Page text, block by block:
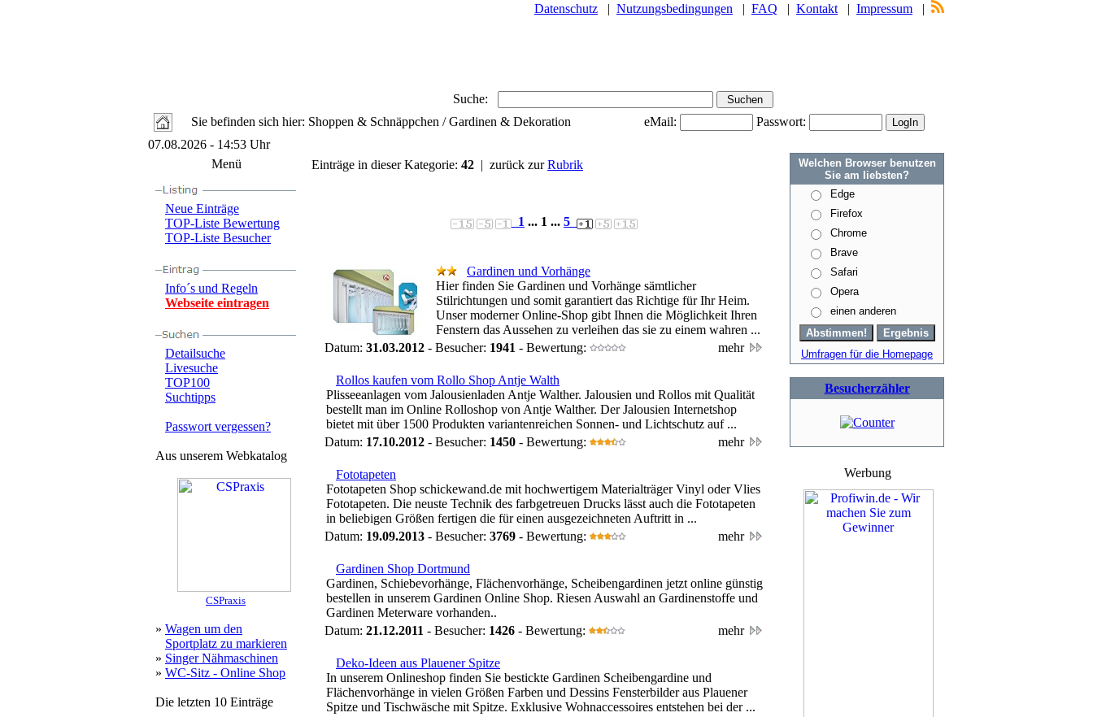
Datenschutz | Nutzungsbedingungen | FAQ | Kontakt | Impressum |
Suche:
Sie befinden sich hier: Shoppen & Schnäppchen / Gardinen & Dekoration
eMail:
Passwort:
07.08.2026 - 14:53 Uhr
Menü
Neue Einträge
TOP-Liste Bewertung
TOP-Liste Besucher
Info´s und Regeln
Webseite eintragen
Detailsuche
Livesuche
TOP100
Suchtipps
Passwort vergessen?
Aus unserem Webkatalog
CSPraxis
» Wagen um den
Sportplatz zu markieren
» Singer Nähmaschinen
» WC-Sitz - Online Shop
Die letzten 10 Einträge
Einträge in dieser Kategorie: 42 | zurück zurRubrik
1 ... 1 ... 5
Gardinen und Vorhänge
Hier finden Sie Gardinen und Vorhänge sämtlicher
Stilrichtungen und somit garantiert das Richtige für Ihr Heim.
Unser moderner Online-Shop gibt Ihnen die Möglichkeit Ihren
Fenstern das Aussehen zu verleihen das sie zu einem wahren ...
Datum: 31.03.2012 - Besucher: 1941 - Bewertung: mehr
Rollos kaufen vom Rollo Shop Antje Walth
Plisseeanlagen vom Jalousienladen Antje Walther. Jalousien und Rollos mit Qualität
bestellt man im Online Rolloshop von Antje Walther. Der Jalousien Internetshop
bietet mit über 1500 Produkten variantenreichen Sonnen- und Lichtschutz auf ...
Datum: 17.10.2012 - Besucher: 1450 - Bewertung: mehr
Fototapeten
Fototapeten Shop schickewand.de mit hochwertigem Materialträger Vinyl oder Vlies
Fototapeten. Die neuste Technik des farbgetreuen Drucks lässt auch die Fototapeten
in beliebigen Größen fertigen die für einen ausgezeichneten Auftritt in ...
Datum: 19.09.2013 - Besucher: 3769 - Bewertung: mehr
Gardinen Shop Dortmund
Gardinen, Schiebevorhänge, Flächenvorhänge, Scheibengardinen jetzt online günstig
bestellen in unserem Gardinen Online Shop. Riesen Auswahl an Gardinenstoffe und
Gardinen Meterware vorhanden..
Datum: 21.12.2011 - Besucher: 1426 - Bewertung: mehr
Deko-Ideen aus Plauener Spitze
In unserem Onlineshop finden Sie bestickte Gardinen Scheibengardine und
Flächenvorhänge in vielen Größen Farben und Dessins Fensterbilder aus Plauener
Spitze und Tischwäsche mit Spitze. Exklusive Wohnaccessoires entstehen bei der ...
Welchen Browser benutzen
Sie am liebsten?
Edge
Firefox
Chrome
Brave
Safari
Opera
einen anderen
Umfragen für die Homepage
Besucherzähler
Werbung